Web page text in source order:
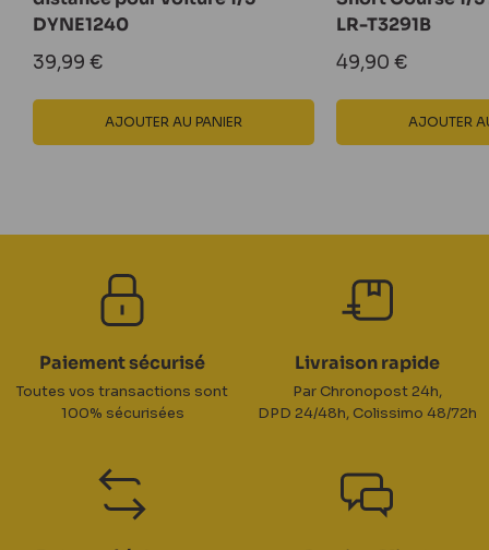
DYNE1240
Prix
réduit
39,99 €
AJOUTER AU PANIER
LR-T3291B
Prix
réduit
49,90 €
AJOUTER
Paiement sécurisé
Toutes vos transactions sont
100% sécurisées
Livraison rapide
Par Chronopost 24h,
DPD 24/48h, Colissimo 48/72h